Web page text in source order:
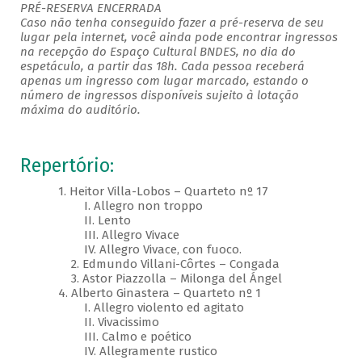
PRÉ-RESERVA ENCERRADA
Caso não tenha conseguido fazer a pré-reserva de seu
lugar pela internet, você ainda pode encontrar ingressos
na recepção do Espaço Cultural BNDES, no dia do
espetáculo, a partir das 18h. Cada pessoa receberá
apenas um ingresso com lugar marcado, estando o
número de ingressos disponíveis sujeito à lotação
máxima do auditório.
Repertório:
1. Heitor Villa-Lobos – Quarteto nº 17
I. Allegro non troppo
II. Lento
III. Allegro Vivace
IV. Allegro Vivace, con fuoco.
2. Edmundo Villani-Côrtes – Congada
3. Astor Piazzolla – Milonga del Ángel
4. Alberto Ginastera – Quarteto nº 1
I. Allegro violento ed agitato
II. Vivacissimo
III. Calmo e poético
IV. Allegramente rustico